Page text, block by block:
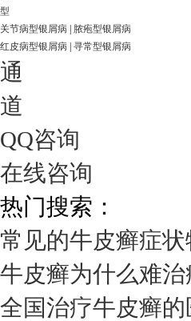
型
关节病型银屑病
脓疱型银屑病
红皮病型银屑病 寻常型银屑病
通
道
QQ咨询
在线咨询
热门搜索：
常见的牛皮癣症
牛皮癣为什么难治
全国治疗牛皮癣